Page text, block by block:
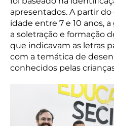
apresentados. A partir do
idade entre 7 e 10 anos,
a soletração e formação
que indicavam as letras
com a temática de
conhecidos pelas